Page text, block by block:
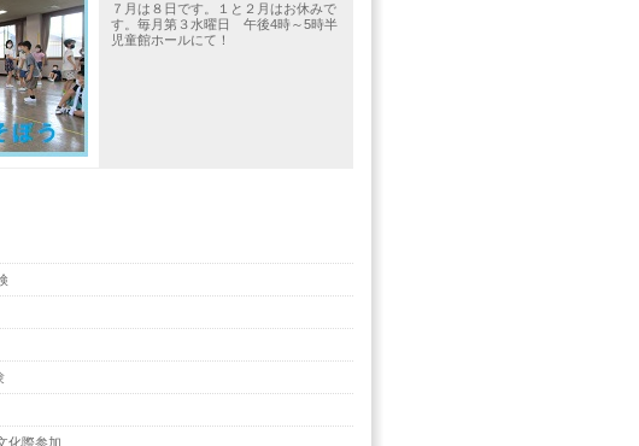
７月は８日です。
１と２月はお休みで
す。毎月第３水曜日 午後4時～5時半
児童館ホールにて！
化際参加